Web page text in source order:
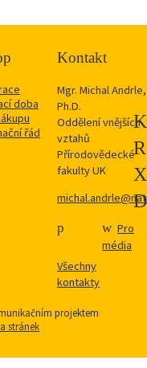
doba
řád
Kontakt
Mgr. Michal Andrle,
Ph.D.
Oddělení vnějších
vztahů
Přírodovědecké
fakulty UK
Všechny
kontakty
Pro
média
projektem
stránek